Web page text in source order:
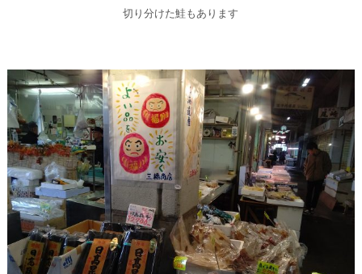
切り分けた鮭もあります